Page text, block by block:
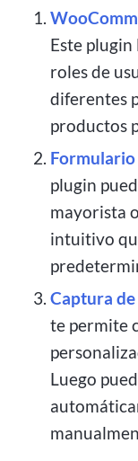
Este
roles de
diferentes
productos
plugin
mayorista
intuitivo
Captura
te permite
Luego